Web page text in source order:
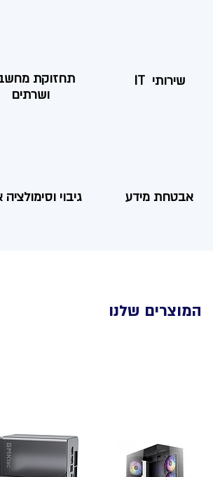
תחזוקת
ושרתים
שירותי IT
גיבוי וסימולציה אבטחת מידע
המוצרים שלנו